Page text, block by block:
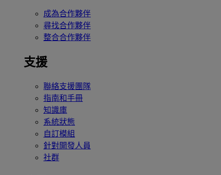
成為合作夥伴
尋找合作夥伴
整合合作夥伴
支援
聯絡支援團隊
指南和手冊
知識庫
系統狀態
自訂模組
針對開發人員
社群